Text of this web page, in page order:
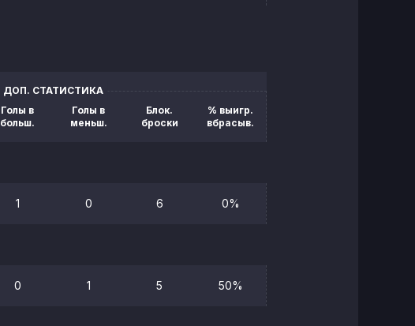
ДОП. СТАТИСТИКА
Голы в
больш.
Голы в
меньш.
Блок.
броски
% выигр.
вбрасыв.
1 0 6 0%
0 1 5 50%